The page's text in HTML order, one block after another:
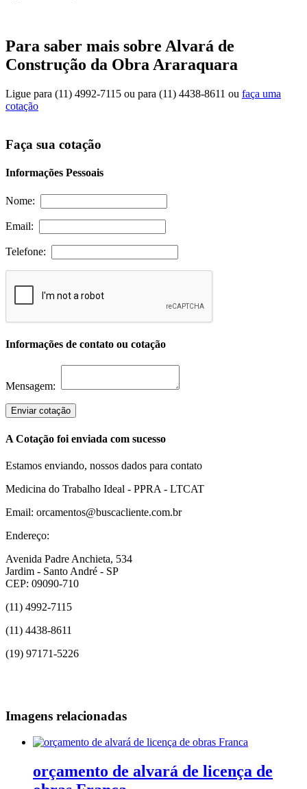
Para saber mais sobre Alvará de
Construção da Obra Araraquara
Ligue para (11) 4992-7115 ou para (11) 4438-8611 ou faça uma
cotação
Faça sua cotação
Informações Pessoais
Nome:
Email:
Telefone:
Informações de contato ou cotação
Mensagem:
Enviar cotação
A Cotação foi enviada com sucesso
Estamos enviando, nossos dados para contato
Medicina do Trabalho Ideal - PPRA - LTCAT
Email: orcamentos@buscacliente.com.br
Endereço:
Avenida Padre Anchieta, 534
Jardim - Santo André - SP
CEP: 09090-710
(11) 4992-7115
(11) 4438-8611
(19) 97171-5226
Imagens relacionadas
orçamento de alvará de licença de